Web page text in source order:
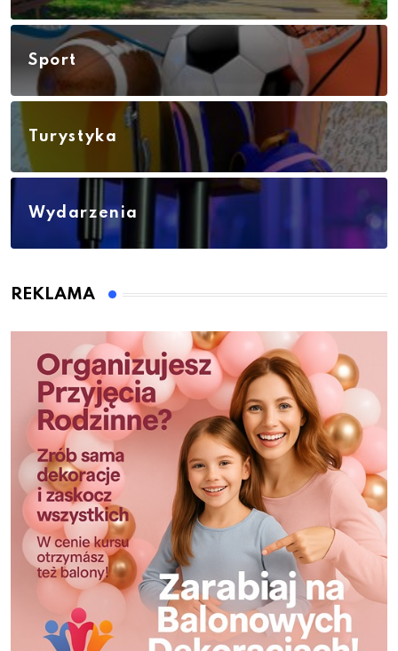
Sport
Turystyka
Wydarzenia
REKLAMA